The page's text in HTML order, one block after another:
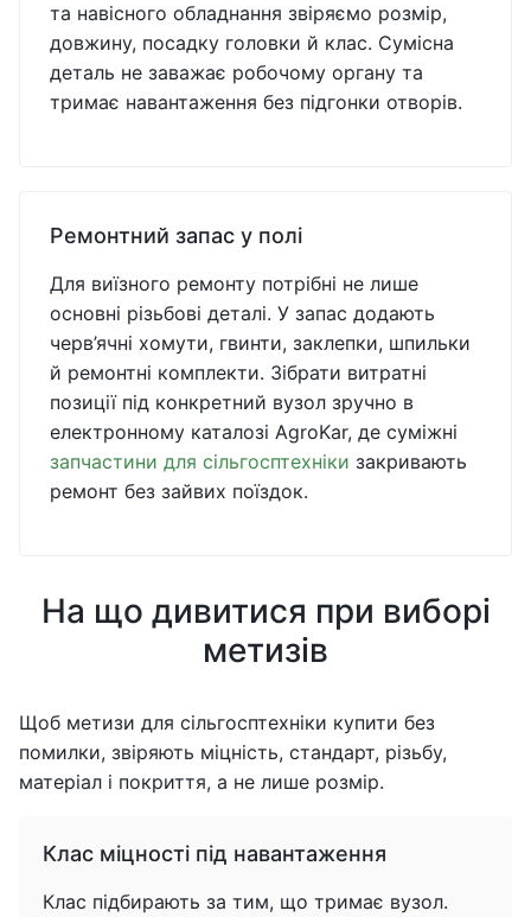
та навісного обладнання звіряємо розмір,
довжину, посадку головки й клас. Сумісна
деталь не заважає робочому органу та
тримає навантаження без підгонки отворів.
Ремонтний запас у полі
Для виїзного ремонту потрібні не лише
основні різьбові деталі. У запас додають
черв’ячні хомути, гвинти, заклепки, шпильки
й ремонтні комплекти. Зібрати витратні
позиції під конкретний вузол зручно в
електронному каталозі AgroKar, де суміжні
запчастини для сільгосптехніки закривають
ремонт без зайвих поїздок.
На що дивитися при виборі
метизів
Щоб метизи для сільгосптехніки купити без
помилки, звіряють міцність, стандарт, різьбу,
матеріал і покриття, а не лише розмір.
Клас міцності під навантаження
Клас підбирають за тим, що тримає вузол.